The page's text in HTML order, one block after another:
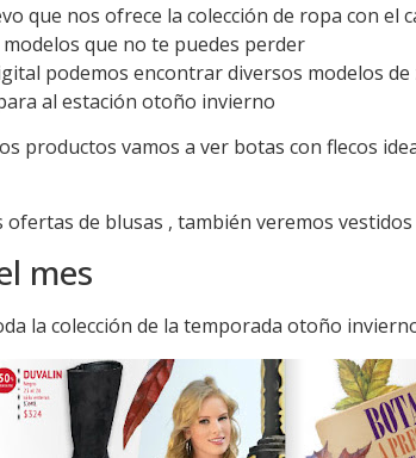
que nos ofrece la colección de ropa con
que no te puedes perder
podemos encontrar diversos modelos
al estación otoño invierno
productos vamos a ver botas con flecos
ofertas de blusas , también veremos
mes
la colección de la temporada otoño